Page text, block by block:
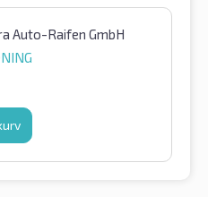
Auto-Raifen GmbH